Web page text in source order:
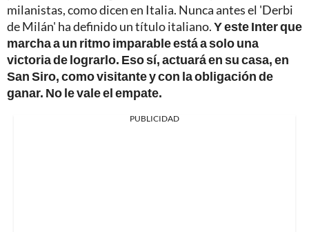
milanistas, como dicen en Italia. Nunca antes el 'Derbi
de Milán' ha definido un título italiano.Y este Inter que
marcha a un ritmo imparable está a solo una
victoria de lograrlo. Eso sí, actuará en su casa, en
San Siro, como visitante y con la obligación de
ganar. No le vale el empate.
PUBLICIDAD